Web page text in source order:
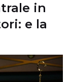
in
e la